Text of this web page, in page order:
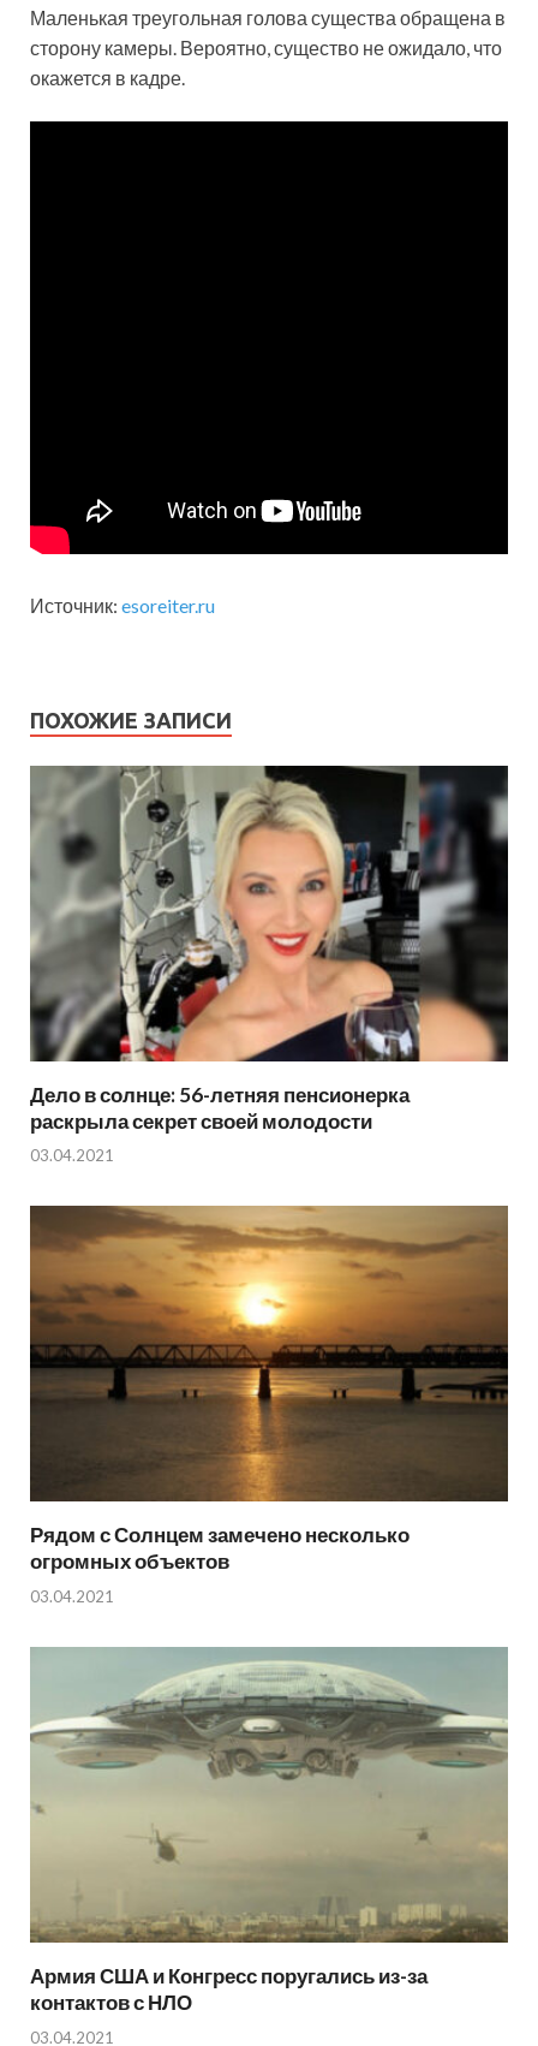
Маленькая треугольная голова существа обращена в
сторону камеры. Вероятно, существо не ожидало, что
окажется в кадре.
Источник: esoreiter.ru
ПОХОЖИЕ ЗАПИСИ
Дело в солнце: 56-летняя пенсионерка
раскрыла секрет своей молодости
03.04.2021
Рядом с Солнцем замечено несколько
огромных объектов
03.04.2021
Армия США и Конгресс поругались из-за
контактов с НЛО
03.04.2021